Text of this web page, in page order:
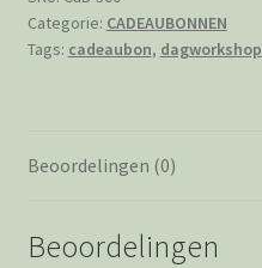
in
de
Categorie: CADEAUBONNEN
Tags: cadeaubon, dagworkshop
Beoordelingen (0)
Beoordelingen